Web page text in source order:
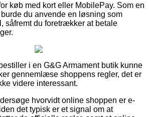
køb med kort eller MobilePay. Som en
du anvende en løsning som
såfremt du foretrækker at betale
i en G&G Armament butik kunne
gennemlæse shoppens regler, det er
videre interessant.
hvorvidt online shoppen er e-
det typisk er et signal om at